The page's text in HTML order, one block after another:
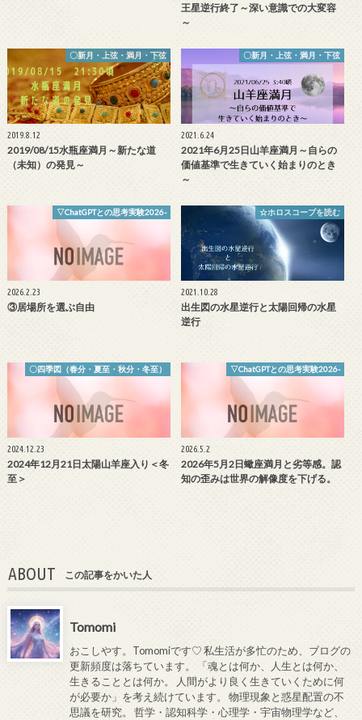
王星逆行終了～深い意識での大変容
～
〇新月・上弦・満月・下弦
2019.8.12
2019/08/15水瓶座満月～新たな道
（未知）の発見～
〇新月・上弦・満月・下弦
2021.6.24
2021年6月25日山羊座満月～自らの
価値基準で生きていく始まりのとき
～
▽ChatGPTとの思考実験2026-
2026.2.23
③居場所を選ぶ自由
☆ホロスコープを読む
2021.10.28
出生図の水星逆行と太陽回帰の水星
逆行
〇四季図（春分・夏至・秋分・冬至）
2024.12.23
2024年12月21日太陽山羊座入り＜冬
至＞
▽ChatGPTとの思考実験2026-
2026.5.2
2026年5月2日蠍座満月と劣等感。認
知の歪みは世界の解像度を下げる。
ABOUT この記事をかいた人
Tomomi
おこしやす。Tomomiです♡ 私生活が多忙のため、ブログの
更新頻度は落ちています。 「魂とは何か、人生とは何か、
生きることとは何か。 人間がより良く生きていくために何
が必要か」を考え続けています。 物理現象と惑星配置の不
思議を研究。 哲学・認知科学・心理学・宇宙物理学など、